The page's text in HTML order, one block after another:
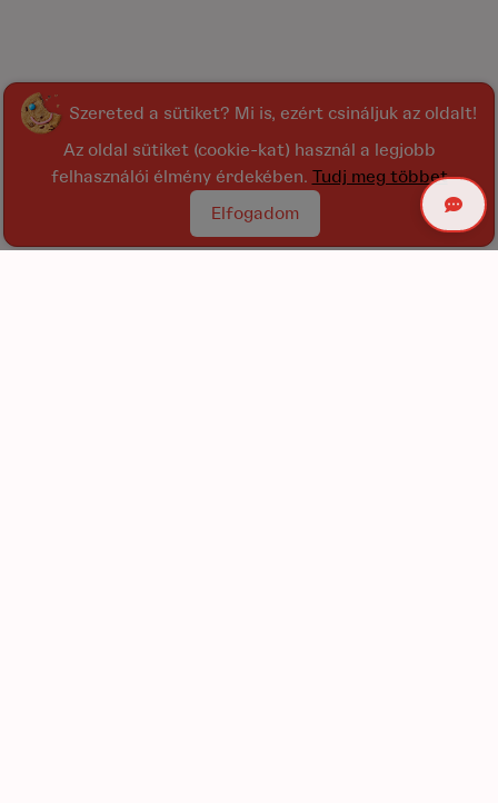
Szereted a sütiket? Mi is, ezért csináljuk az oldalt!
Az oldal sütiket (cookie-kat) használ a legjobb
felhasználói élmény érdekében. Tudj meg többet
Elfogadom